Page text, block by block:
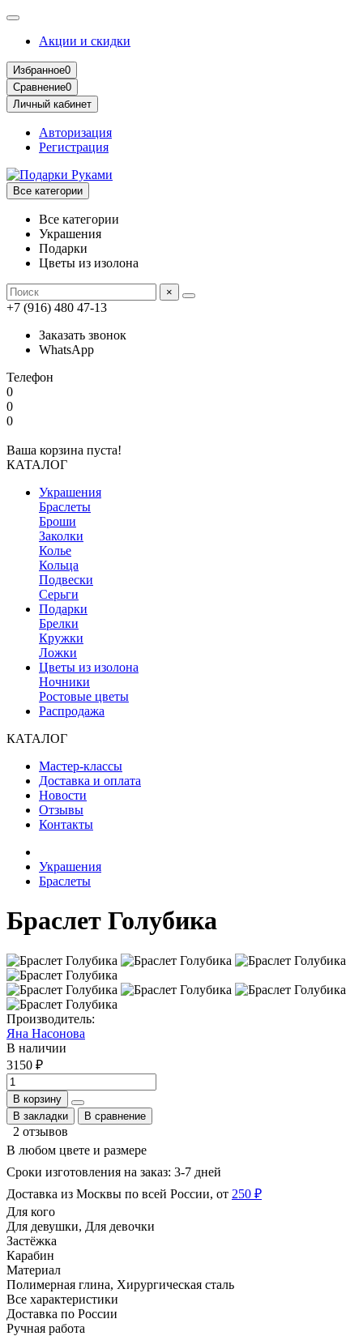
Акции и скидки
Избранное0
Сравнение0
Личный кабинет
Авторизация
Регистрация
Все категории
Все категории
Украшения
Подарки
Цветы из изолона
×
+7 (916) 480 47-13
Заказать звонок
WhatsApp
Телефон
0
0
0
Ваша корзина пуста!
КАТАЛОГ
Украшения
Браслеты
Броши
Заколки
Колье
Кольца
Подвески
Серьги
Подарки
Брелки
Кружки
Ложки
Цветы из изолона
Ночники
Ростовые цветы
Распродажа
КАТАЛОГ
Мастер-классы
Доставка и оплата
Новости
Отзывы
Контакты
Украшения
Браслеты
Браслет Голубика
Производитель:
Яна Насонова
В наличии
3150 ₽
В корзину
В закладки
В сравнение
2 отзывов
В любом цвете и размере
Сроки изготовления на заказ: 3-7 дней
Доставка из Москвы по всей России, от 250 ₽
Для кого
Для девушки, Для девочки
Застёжка
Карабин
Материал
Полимерная глина, Хирургическая сталь
Все характеристики
Доставка по России
Ручная работа